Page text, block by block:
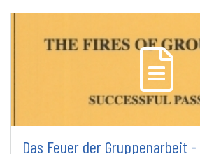
Das Feuer der Gruppenarbeit